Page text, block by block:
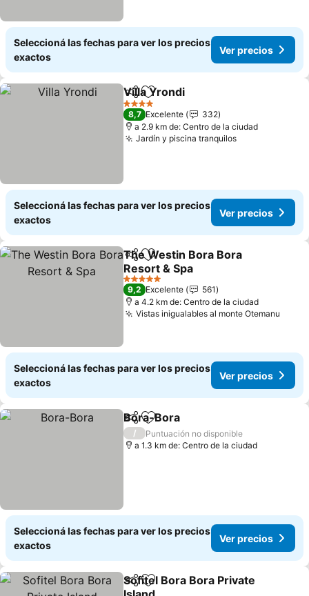
Seleccioná las fechas para ver los precios
exactos
Ver precios
CompartirAñadir a favoritos
Villa Yrondi
4 Estrellas
8,7 Excelente
332
a 2.9 km de: Centro de la ciudad
Jardín y piscina tranquilos
Seleccioná las fechas para ver los precios
exactos
Ver precios
Compartir
Añadir a favoritos
The Westin Bora Bora
Resort & Spa
5 Estrellas
9,2 Excelente
561
a 4.2 km de: Centro de la ciudad
Vistas inigualables al monte Otemanu
Seleccioná las fechas para ver los precios
exactos
Ver precios
CompartirAñadir a favoritos
Bora-Bora
/
Puntuación no disponible
a 1.3 km de: Centro de la ciudad
Seleccioná las fechas para ver los precios
exactos
Ver precios
CompartirAñadir a favoritos
Sofitel Bora Bora Private